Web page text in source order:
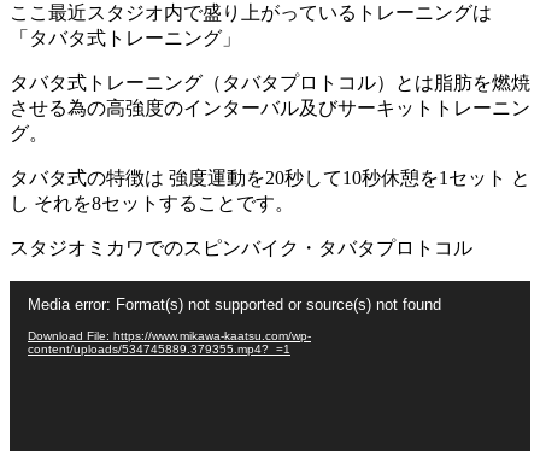
ここ最近スタジオ内で盛り上がっているトレーニングは
「タバタ式トレーニング」
タバタ式トレーニング（タバタプロトコル）とは脂肪を燃焼
させる為の高強度のインターバル及びサーキットトレーニン
グ。
タバタ式の特徴は 強度運動を20秒して10秒休憩を1セット と
し それを8セットすることです。
スタジオミカワでのスピンバイク・タバタプロトコル
Media error: Format(s) not supported or source(s) not found
Download File: https://www.mikawa-kaatsu.com/wp-
content/uploads/534745889.379355.mp4?_=1